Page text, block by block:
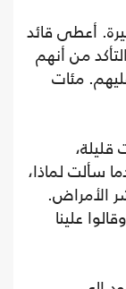
أعطى قائد
من أنهم
مئات
سألت لماذا،
الأمراض.
علينا